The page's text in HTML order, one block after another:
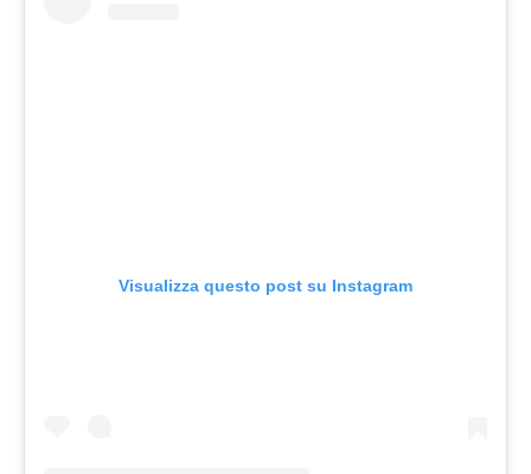
Visualizza questo post su Instagram